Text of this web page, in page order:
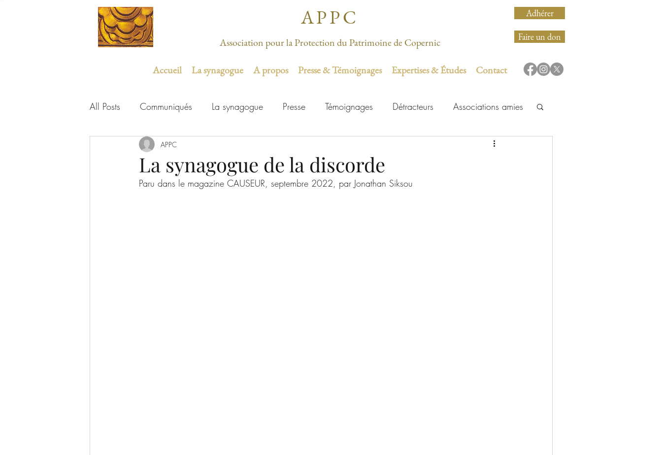
APPC
Association pour la Protection du Patrimoine de Copernic
Adhérer
Faire un don
Accueil La synagogue À propos Presse & Témoignages Expertises & Études Contact
All Posts Communiqués La synagogue Presse Témoignages Détracteurs Associations amies
Études et expertises
La synagogue de la discorde
APPC
Paru dans le magazine CAUSEUR, septembre 2022, par Jonathan Siksou